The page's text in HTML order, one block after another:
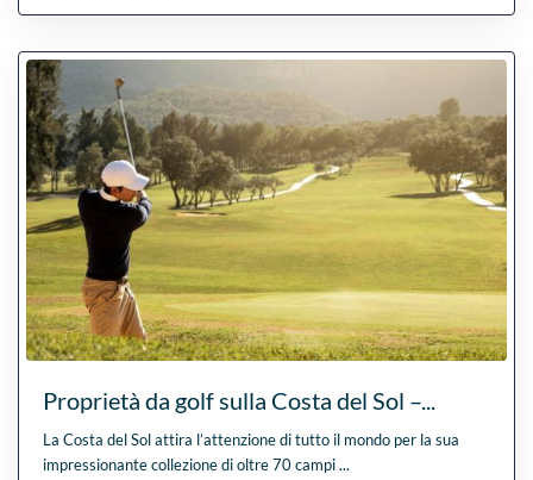
Proprietà da golf sulla Costa del Sol –...
La Costa del Sol attira l’attenzione di tutto il mondo per la sua
impressionante collezione di oltre 70 campi...